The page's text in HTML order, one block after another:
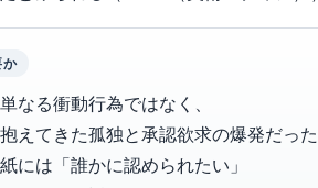
か
なる衝動行為ではなく、
えてきた孤独と承認欲求の爆発だっ
には「誰かに認められたい」